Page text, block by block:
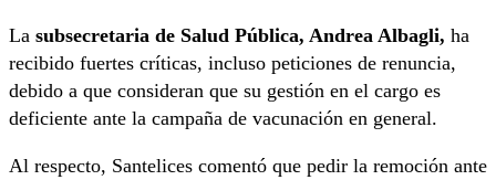
La subsecretaria de Salud Pública, Andrea Albagli, ha
recibido fuertes críticas, incluso peticiones de renuncia,
debido a que consideran que su gestión en el cargo es
deficiente ante la campaña de vacunación en general.
Al respecto, Santelices comentó que pedir la remoción ante